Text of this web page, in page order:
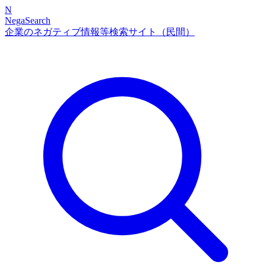
N
NegaSearch
企業のネガティブ情報等検索サイト（民間）